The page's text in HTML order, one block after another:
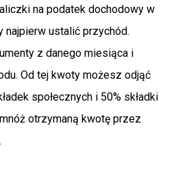
na podatek dochodowy w
najpierw ustalić przychód.
z danego miesiąca i
Od tej kwoty możesz odjąć
społecznych i 50% składki
otrzymaną kwotę przez